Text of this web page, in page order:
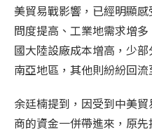
美貿易戰影響，已經明顯
問度提高、工業地需求增
國大陸設廠成本增高，少
南亞地區，其他則紛紛回流
余廷楠提到，因受到中美
商的資金一併帶進來，原